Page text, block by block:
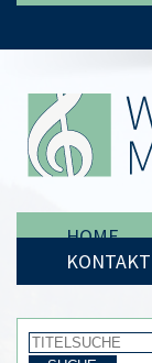
HOME
KONTAKT